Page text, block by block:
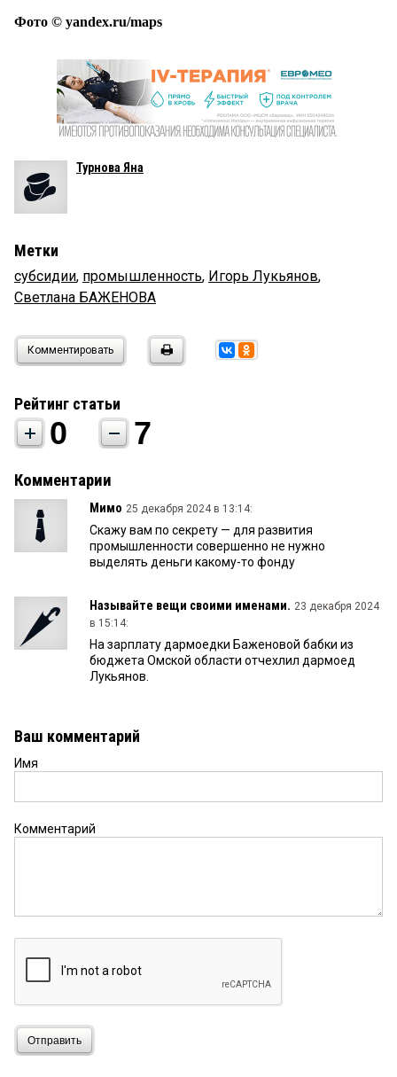
Фото © yandex.ru/maps
Турнова Яна
Метки
субсидии, промышленность, Игорь Лукьянов,
Светлана БАЖЕНОВА
Комментировать
Рейтинг статьи
0 7
Комментарии
Мимо 25 декабря 2024 в 13:14:
Скажу вам по секрету — для развития
промышленности совершенно не нужно
выделять деньги какому-то фонду
Называйте вещи своими именами. 23 декабря 2024
в 15:14:
На зарплату дармоедки Баженовой бабки из
бюджета Омской области отчехлил дармоед
Лукьянов.
Ваш комментарий
Имя
Комментарий
Отправить